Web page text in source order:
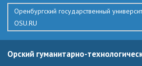
Оренбургский государственный
OSU.RU
Орский гуманитарно-